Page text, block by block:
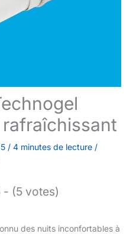
/ 4 minutes de lecture /
- (5 votes)
des nuits inconfortables à